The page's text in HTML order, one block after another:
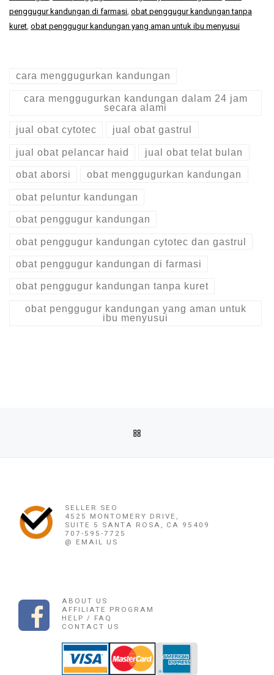
penggugur kandungan di farmasi obat penggugur kandungan tanpa
kuret obat penggugur kandungan yang aman untuk ibu menyusui
cara menggugurkan kandungan
cara menggugurkan kandungan dalam 24 jam
secara alami
jual obat cytotec jual obat gastrul
jual obat pelancar haid jual obat telat bulan
obat aborsi obat menggugurkan kandungan
obat peluntur kandungan
obat penggugur kandungan
obat penggugur kandungan cytotec dan gastrul
obat penggugur kandungan di farmasi
obat penggugur kandungan tanpa kuret
obat penggugur kandungan yang aman untuk
ibu menyusui
SELLER SEO
4525 MONTOMERY DRIVE,
SUITE 5 SANTA ROSA, CA 95409
707-595-7725
@ EMAIL US
ABOUT US
AFFILIATE PROGRAM
HELP / FAQ
CONTACT US